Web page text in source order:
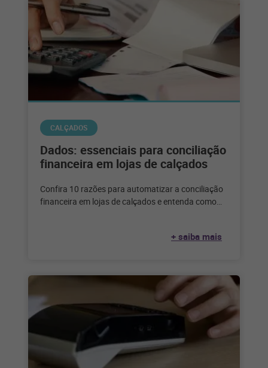
CALÇADOS
Dados: essenciais para conciliação
financeira em lojas de calçados
Confira 10 razões para automatizar a conciliação
financeira em lojas de calçados e entenda como
+ saiba mais